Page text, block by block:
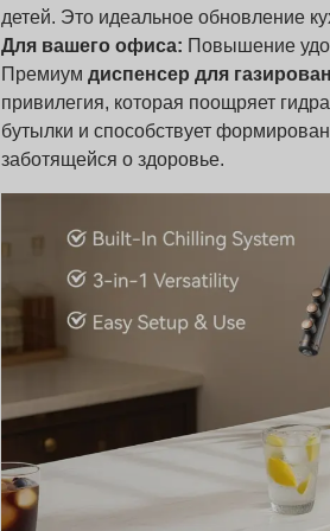
детей. Это идеальное обновление
Для вашего офиса: Повышение
Премиум диспенсер для
привилегия, которая поощряет
бутылки и способствует
заботящейся о здоровье.